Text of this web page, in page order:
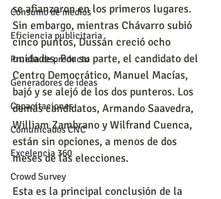
Consumo de medios
Eficiencia publicitaria
Prueba de producto
Generadores de ideas
Capacitaciones
Comunicados CNC
Excelencia 360
Crowd Survey
se afianzaron en los primeros lugares.
Sin embargo, mientras Chávarro subió
cinco puntos, Dussán creció ocho
unidades. Por su parte, el candidato del
Centro Democrático, Manuel Macías,
bajó y se alejó de los dos punteros. Los
demás candidatos, Armando Saavedra,
William Zambrano y Wilfrand Cuenca,
están sin opciones, a menos de dos
meses de las elecciones.
Esta es la principal conclusión de la